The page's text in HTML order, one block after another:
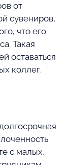
от
сувениров,
что его
Такая
оставаться
коллег.
с малых,